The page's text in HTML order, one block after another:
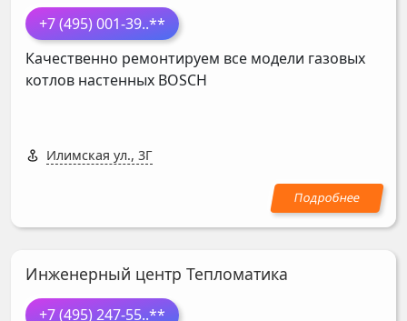
+7 (495) 001-39..**
Качественно ремонтируем все модели газовых
котлов настенных BOSCH
Илимская ул., 3Г
Инженерный центр Тепломатика
+7 (495) 247-55..**